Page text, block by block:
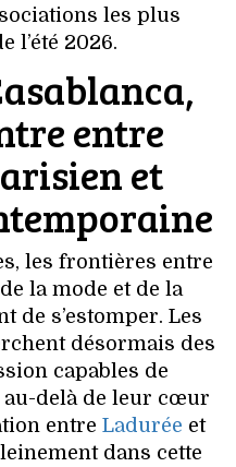
les plus
l’été 2026.
entre
et
les frontières entre
la mode et de la
de s’estomper. Les
désormais des
capables de
delà de leur cœur
entre Ladurée et
dans cette